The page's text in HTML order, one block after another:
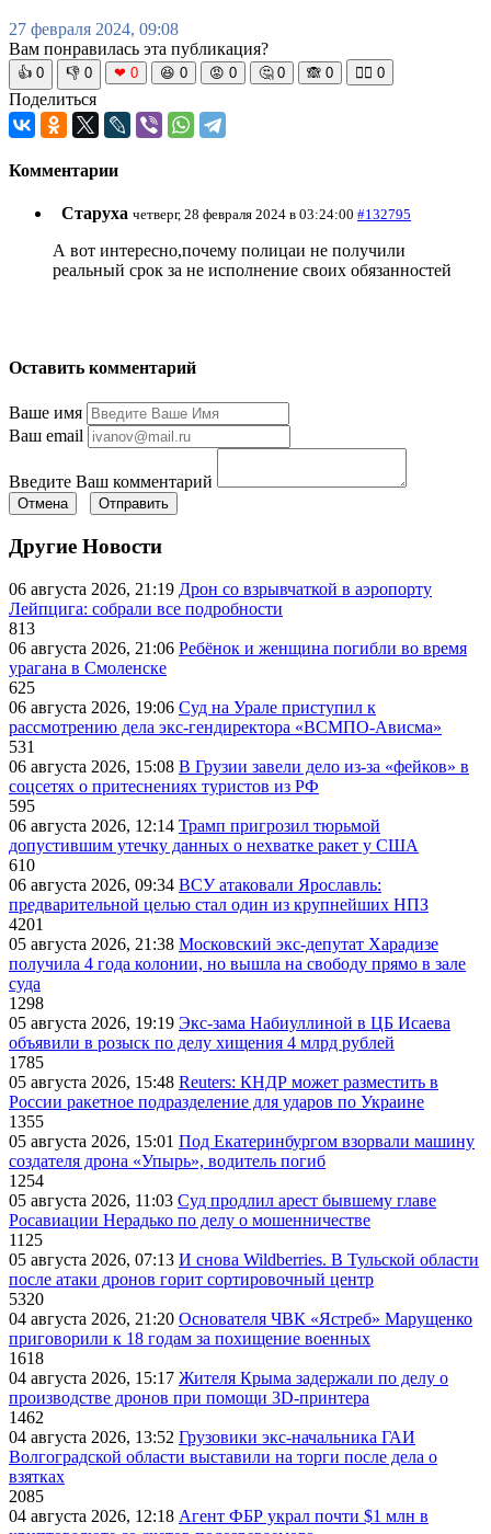
27 февраля 2024, 09:08
Вам понравилась эта публикация?
👍 0 👎 0 ❤ 0 😆 0 😡 0 🤔 0 🙈 0 🧘‍♀️ 0
Поделиться
Комментарии
Старуха четверг, 28 февраля 2024 в 03:24:00 #132795
А вот интересно,почему полицаи не получили
реальный срок за не исполнение своих обязанностей
Оставить комментарий
Ваше имя
Ваш email
Введите Ваш комментарий
Отмена Отправить
Другие Новости
06 августа 2026, 21:19 Дрон со взрывчаткой в аэропорту
Лейпцига: собрали все подробности
813
06 августа 2026, 21:06 Ребёнок и женщина погибли во время
урагана в Смоленске
625
06 августа 2026, 19:06 Суд на Урале приступил к
рассмотрению дела экс-гендиректора «ВСМПО-Ависма»
531
06 августа 2026, 15:08 В Грузии завели дело из-за «фейков» в
соцсетях о притеснениях туристов из РФ
595
06 августа 2026, 12:14 Трамп пригрозил тюрьмой
допустившим утечку данных о нехватке ракет у США
610
06 августа 2026, 09:34 ВСУ атаковали Ярославль:
предварительной целью стал один из крупнейших НПЗ
4201
05 августа 2026, 21:38 Московский экс-депутат Харадизе
получила 4 года колонии, но вышла на свободу прямо в зале
суда
1298
05 августа 2026, 19:19 Экс-зама Набиуллиной в ЦБ Исаева
объявили в розыск по делу хищения 4 млрд рублей
1785
05 августа 2026, 15:48 Reuters: КНДР может разместить в
России ракетное подразделение для ударов по Украине
1355
05 августа 2026, 15:01 Под Екатеринбургом взорвали машину
создателя дрона «Упырь», водитель погиб
1254
05 августа 2026, 11:03 Суд продлил арест бывшему главе
Росавиации Нерадько по делу о мошенничестве
1125
05 августа 2026, 07:13 И снова Wildberries. В Тульской области
после атаки дронов горит сортировочный центр
5320
04 августа 2026, 21:20 Основателя ЧВК «Ястреб» Марущенко
приговорили к 18 годам за похищение военных
1618
04 августа 2026, 15:17 Жителя Крыма задержали по делу о
производстве дронов при помощи 3D‑принтера
1462
04 августа 2026, 13:52 Грузовики экс-начальника ГАИ
Волгоградской области выставили на торги после дела о
взятках
2085
04 августа 2026, 12:18 Агент ФБР украл почти $1 млн в